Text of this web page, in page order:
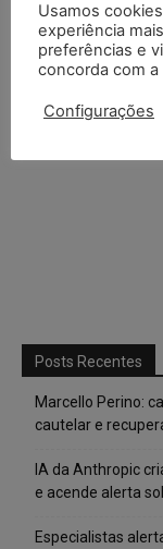
Posts Recentes
Marcello Perino:
cautelar e
IA da Anthropic
e acende alerta
Especialistas
Usamos
experiência
preferências e
concorda com a
Configurações